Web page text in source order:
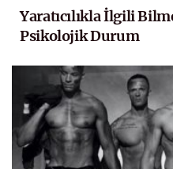
Yaratıcılıkla İlgili
Psikolojik Durum